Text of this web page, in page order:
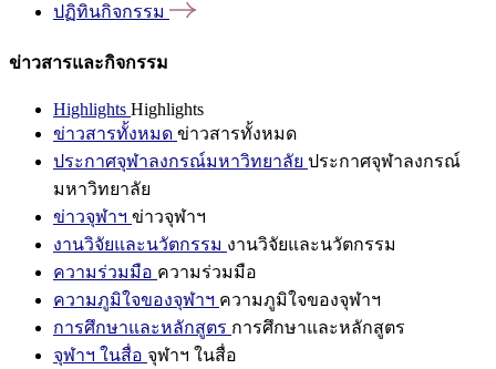
ปฏิทินกิจกรรม
ข่าวสารและกิจกรรม
Highlights Highlights
ข่าวสารทั้งหมด ข่าวสารทั้งหมด
ประกาศจุฬาลงกรณ์มหาวิทยาลัย ประกาศจุฬาลงกรณ์
มหาวิทยาลัย
ข่าวจุฬาฯ ข่าวจุฬาฯ
งานวิจัยและนวัตกรรม งานวิจัยและนวัตกรรม
ความร่วมมือ ความร่วมมือ
ความภูมิใจของจุฬาฯ ความภูมิใจของจุฬาฯ
การศึกษาและหลักสูตร การศึกษาและหลักสูตร
จุฬาฯ ในสื่อ จุฬาฯ ในสื่อ